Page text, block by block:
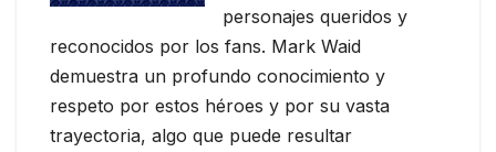
personajes queridos y
reconocidos por los fans. Mark Waid
demuestra un profundo conocimiento y
respeto por estos héroes y por su vasta
trayectoria, algo que puede resultar